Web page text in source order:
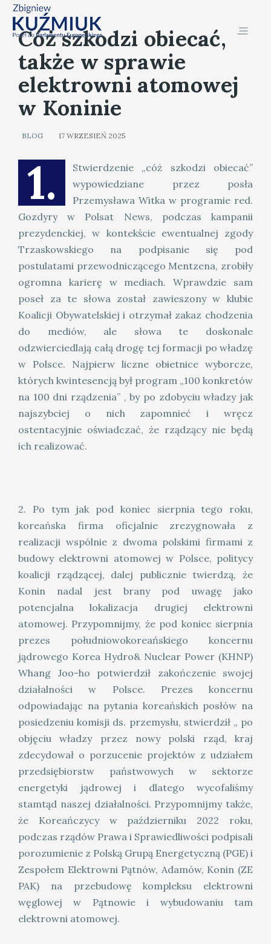
Cóż szkodzi obiecać,
także w sprawie
elektrowni atomowej
w Koninie
BLOG 17 WRZESIEŃ 2025
1.
Stwierdzenie „cóż szkodzi obiecać”
wypowiedziane przez posła
Przemysława Witka w programie red.
Gozdyry w Polsat News, podczas kampanii
prezydenckiej, w kontekście ewentualnej zgody
Trzaskowskiego na podpisanie się pod
postulatami przewodniczącego Mentzena, zrobiły
ogromna karierę w mediach. Wprawdzie sam
poseł za te słowa został zawieszony w klubie
Koalicji Obywatelskiej i otrzymał zakaz chodzenia
do mediów, ale słowa te doskonale
odzwierciedlają całą drogę tej formacji po władzę
w Polsce. Najpierw liczne obietnice wyborcze,
których kwintesencją był program „100 konkretów
na 100 dni rządzenia” , by po zdobyciu władzy jak
najszybciej o nich zapomnieć i wręcz
ostentacyjnie oświadczać, że rządzący nie będą
ich realizować.
2. Po tym jak pod koniec sierpnia tego roku,
koreańska firma oficjalnie zrezygnowała z
realizacji wspólnie z dwoma polskimi firmami z
budowy elektrowni atomowej w Polsce, politycy
koalicji rządzącej, dalej publicznie twierdzą, że
Konin nadal jest brany pod uwagę jako
potencjalna lokalizacja drugiej elektrowni
atomowej. Przypomnijmy, że pod koniec sierpnia
prezes południowokoreańskiego koncernu
jądrowego Korea Hydro& Nuclear Power (KHNP)
Whang Joo-ho potwierdził zakończenie swojej
działalności w Polsce. Prezes koncernu
odpowiadając na pytania koreańskich posłów na
posiedzeniu komisji ds. przemysłu, stwierdził „ po
objęciu władzy przez nowy polski rząd, kraj
zdecydował o porzucenie projektów z udziałem
przedsiębiorstw państwowych w sektorze
energetyki jądrowej i dlatego wycofaliśmy
stamtąd naszej działalności. Przypomnijmy także,
że Koreańczycy w październiku 2022 roku,
podczas rządów Prawa i Sprawiedliwości podpisali
porozumienie z Polską Grupą Energetyczną (PGE) i
Zespołem Elektrowni Pątnów, Adamów, Konin (ZE
PAK) na przebudowę kompleksu elektrowni
węglowej w Pątnowie i wybudowaniu tam
elektrowni atomowej.